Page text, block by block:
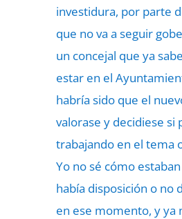
investidura, por parte
que no va a seguir
un concejal que ya
estar en el
habría sido que el
valorase y decidiese si
trabajando en el tema
Yo no sé cómo estaban
había disposición o no
en ese momento, y ya